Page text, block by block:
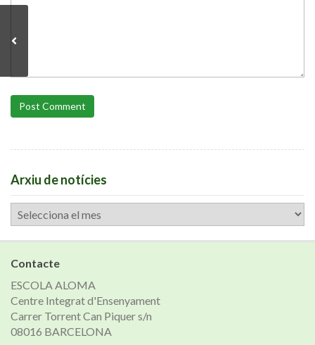
Post Comment
Arxiu de notícies
Arxiu
de
notícies
Contacte
ESCOLA ALOMA
Centre Integrat d'Ensenyament
Carrer Torrent Can Piquer s/n
08016 BARCELONA